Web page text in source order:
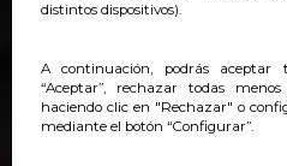
distintos dispositivos).
A continuación, podrás aceptar
“Aceptar”, rechazar todas
haciendo clic en "Rechazar" o
mediante el botón “Configurar”.